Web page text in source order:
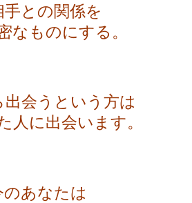
手との関係を
なものにする。
出会うという方は
人に出会います。
のあなたは